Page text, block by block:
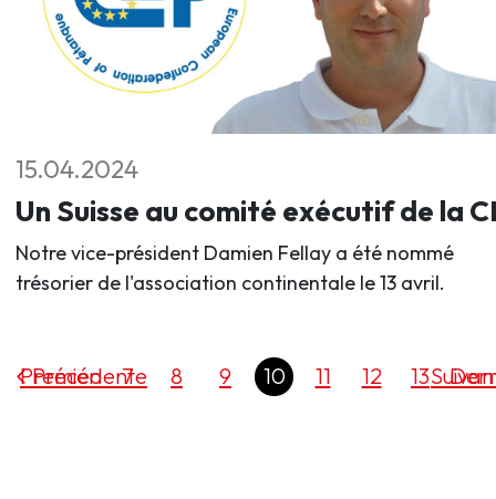
15.04.2024
Un Suisse au comité exécutif de la
Notre vice-président Damien Fellay a été nommé
trésorier de l'association continentale le 13 avril.
Précédente
Premier 7 8 9 10 11 12 13